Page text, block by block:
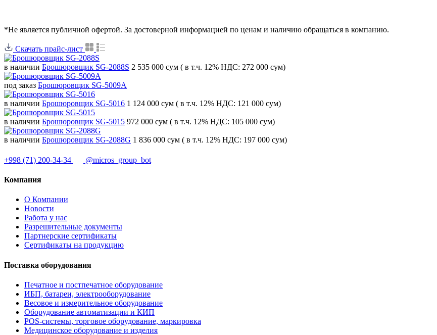
*Не является публичной офертой. За достоверной информацией по ценам и наличию обращаться в компанию.
Скачать прайс-лист
в наличии Брошюровщик SG-2088S 2 535 000 сум ( в т.ч. 12% НДС: 272 000 сум)
под заказ Брошюровщик SG-5009A
в наличии Брошюровщик SG-5016 1 124 000 сум ( в т.ч. 12% НДС: 121 000 сум)
в наличии Брошюровщик SG-5015 972 000 сум ( в т.ч. 12% НДС: 105 000 сум)
в наличии Брошюровщик SG-2088G 1 836 000 сум ( в т.ч. 12% НДС: 197 000 сум)
+998 (71) 200-34-34 @micros_group_bot
Компания
О Компании
Новости
Работа у нас
Разрешительные документы
Партнерские сертификаты
Сертификаты на продукцию
Поставка оборудования
Печатное и постпечатное оборудование
ИБП, батареи, электрооборудование
Весовое и измерительное оборудование
Оборудование автоматизации и КИП
POS-системы, торговое оборудование, маркировка
Медицинское оборудование и изделия